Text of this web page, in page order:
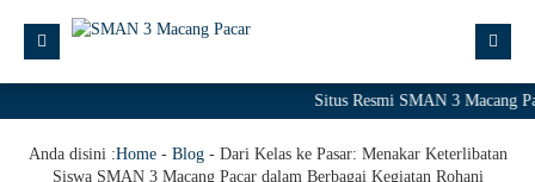
Situs Resmi SMAN 3 Macang
Anda disini :Home- Blog- Dari Kelas ke Pasar: Menakar Keterlibatan
Siswa SMAN 3 Macang Pacar dalam Berbagai Kegiatan Rohani